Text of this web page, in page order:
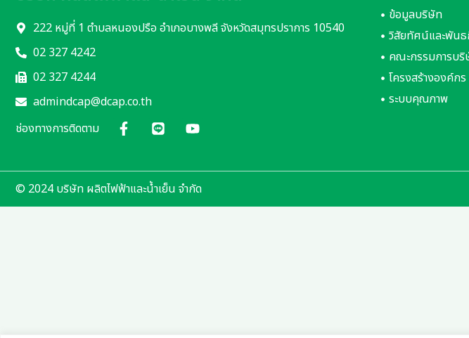
222 หมู่ที่ 1 ตำบลหนองปรือ อำเภอบางพลี จังหวัดสมุทรปราการ 10540
02 327 4242
02 327 4244
admindcap@dcap.co.th
ช่องทางการติดตาม
ข้อมูลบริษัท
วิสัยทัศน์และพัน
คณะกรรมการบ
โครงสร้างองค์กร
ระบบคุณภาพ
© 2024 บริษัท ผลิตไฟฟ้าและน้ำเย็น จำกัด